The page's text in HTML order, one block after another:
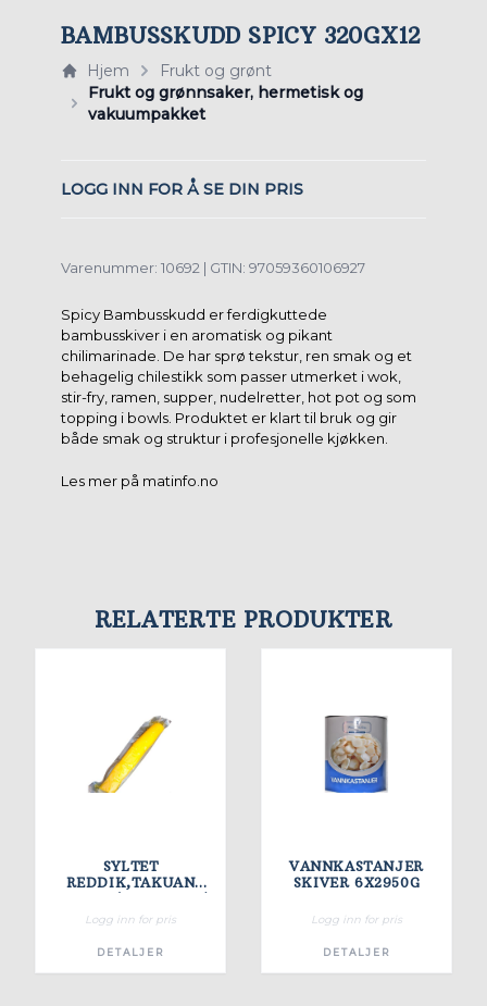
BAMBUSSKUDD SPICY 320GX12
Hjem
Frukt og grønt
Frukt og grønnsaker, hermetisk og
vakuumpakket
LOGG INN FOR Å SE DIN PRIS
Varenummer: 10692 | GTIN: 97059360106927
Spicy Bambusskudd er ferdigkuttede
bambusskiver i en aromatisk og pikant
chilimarinade. De har sprø tekstur, ren smak og et
behagelig chilestikk som passer utmerket i wok,
stir-fry, ramen, supper, nudelretter, hot pot og som
topping i bowls. Produktet er klart til bruk og gir
både smak og struktur i profesjonelle kjøkken.
Les mer på matinfo.no
RELATERTE PRODUKTER
SYLTET
REDDIK,TAKUAN
Logg inn for pris
DETALJER
VANNKASTANJER
SKIVER 6X2950G
Logg inn for pris
DETALJER